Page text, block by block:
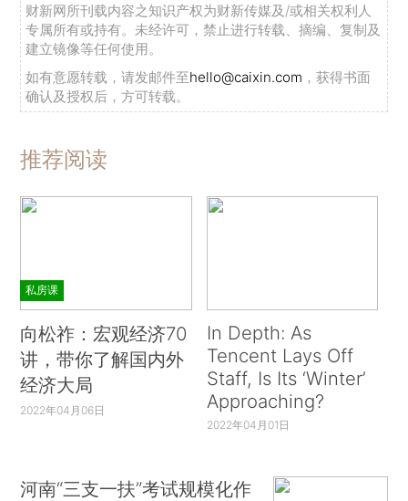
财新网所刊载内容之知识产权为财新传媒及/或相关权利人
专属所有或持有。未经许可，禁止进行转载、摘编、复制及
建立镜像等任何使用。
如有意愿转载，请发邮件至hello@caixin.com ，获得书面
确认及授权后，方可转载。
推荐阅读
私房课
向松祚：宏观经济70
讲，带你了解国内外
经济大局
2022年04月06日
In Depth: As
Tencent Lays Off
Staff, Is Its ‘Winter’
Approaching?
2022年04月01日
河南“三支一扶”考试规模化作